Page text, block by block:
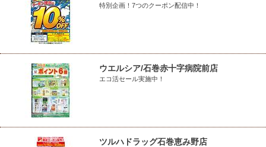
特別企画！7つのクーポン配信中！
ウエルシア/石巻赤十字病院前店
エコ活セール実施中！
ツルハドラッグ石巻恵み野店